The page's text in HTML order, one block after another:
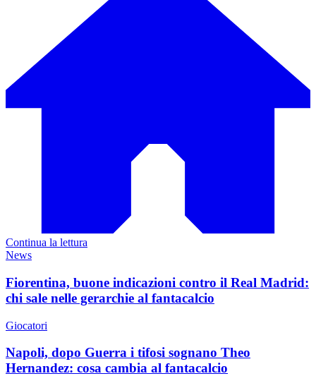
Continua la lettura
News
Fiorentina, buone indicazioni contro il Real Madrid:
chi sale nelle gerarchie al fantacalcio
Giocatori
Napoli, dopo Guerra i tifosi sognano Theo
Hernandez: cosa cambia al fantacalcio